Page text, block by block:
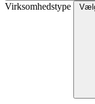
Virksomhedstype